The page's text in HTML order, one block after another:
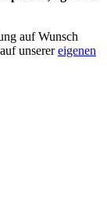
auf Wunsch
unserereigenen